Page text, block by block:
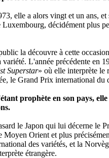
elle a alors vingt et un ans, et
décidément plus
la découvre à cette
variété. L'année précédente en
Superstar» où elle interprète le
le Grand Prix international du
prophète en son pays,
le Japon qui lui décerne le
Moyen Orient et plus
des variétés, et la
étrangère.